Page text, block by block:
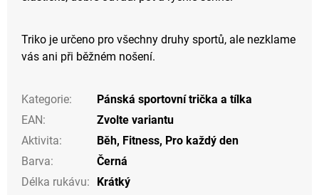
Triko je určeno pro všechny druhy sportů, ale nezklame
vás ani při běžném nošení.
Kategorie:
Pánská sportovní trička a tílka
EAN:
Zvolte variantu
Aktivita: Běh, Fitness, Pro každý den
Barva:
Černá
Délka rukávu:
Krátký